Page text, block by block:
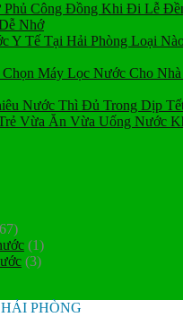
Phủ Công Đồng Khi Đi Lễ
Nhớ
Y Tế Tại Hải Phòng Loại
Máy Lọc Nước Cho
Nước Thì Đủ Trong Dịp
Vừa Ăn Vừa Uống Nước
(1)
(3)
PHÒNG